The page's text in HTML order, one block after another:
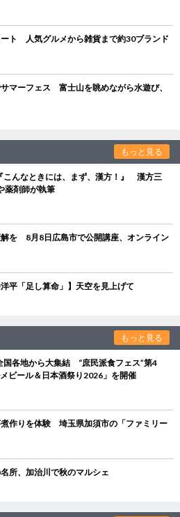
ト 人気グルメから雑貨まで約30ブランド
マーフェス 富士山を眺めながら水遊び、
もっと見る
こんなときには、まず、漢方！』 漢方三
薬剤師が執筆
を 8月8日広島市で公開講座、オンライン
平「足し算命」】天空を見上げて
もっと見る
国各地から大集結 “庶民派食フェス”第4
ビール＆日本酒祭り2026」を開催
作りを体験 埼玉県加須市の「ファミリー
所、加治川で秋のマルシェ